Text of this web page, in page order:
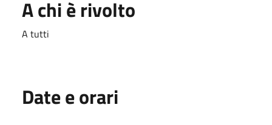
A chi è rivolto
A tutti
Date e orari